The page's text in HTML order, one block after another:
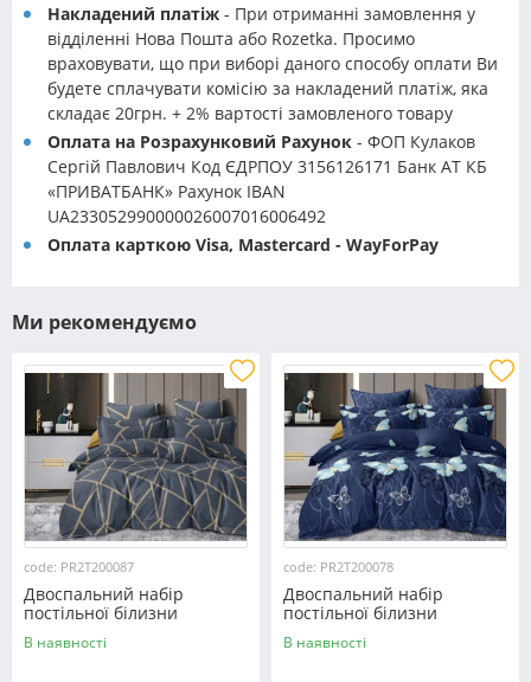
Накладений платіж - При отриманні замовлення у
відділенні Нова Пошта або Rozetka. Просимо
враховувати, що при виборі даного способу оплати Ви
будете сплачувати комісію за накладений платіж, яка
складає 20грн. + 2% вартості замовленого товару
Оплата на Розрахунковий Рахунок - ФОП Кулаков
Сергій Павлович Код ЄДРПОУ 3156126171 Банк АТ КБ
«ПРИВАТБАНК» Рахунок IBAN
UA233052990000026007016006492
Оплата карткою Visa, Mastercard - WayForPay
Ми рекомендуємо
code: PR2T200087
Двоспальний набір
постільної білизни
180*220 із полікотону
№200087 Черешенька™
В наявності
code: PR2T200078
Двоспальний набір
постільної білизни
180*220 із полікотону
№200078 Черешенька™
В наявності